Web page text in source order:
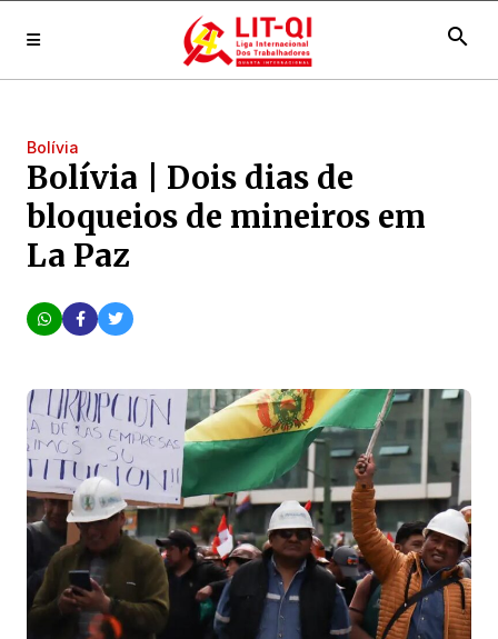
search
Bolívia
Bolívia | Dois dias de
bloqueios de mineiros em
La Paz